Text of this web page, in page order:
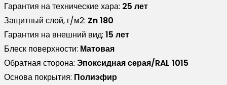
Гарантия на технические хара: 25 лет
Защитный слой, г/м2: Zn 180
Гарантия на внешний вид: 15 лет
Блеск поверхности: Матовая
Обратная сторона: Эпоксидная серая/RAL 1015
Основа покрытия: Полиэфир